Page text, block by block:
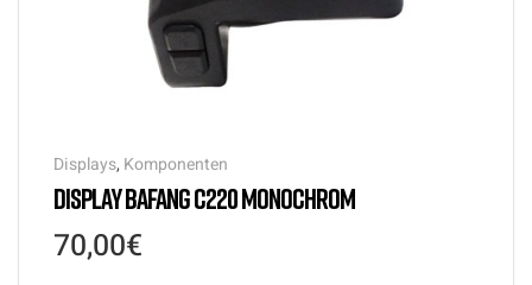
Displays, Komponenten
DISPLAY BAFANG C220 MONOCHROM
70,00€